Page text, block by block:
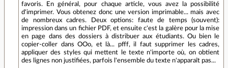
favoris. En général, pour chaque article, vous avez la possibilité
d'imprimer. Vous obtenez donc une version imprimable... mais avec
de nombreux cadres. Deux options: faute de temps (souvent):
impression dans un fichier PDF, et ensuite c'est la galère pour la mise
en page dans des dossiers à distribuer aux étudiants. Ou bien le
copier-coller dans OOo, et là... pfff, il faut supprimer les cadres,
appliquer des styles qui mettent le texte n'importe où, on obtient
des lignes non justifiées, parfois l'ensemble du texte n'apparaît pas...